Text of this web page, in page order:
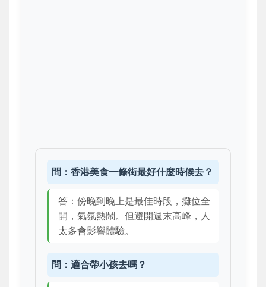
問：香港美食一條街最好什麼時候去？
答：傍晚到晚上是最佳時段，攤位全
開，氣氛熱鬧。但避開週末高峰，人
太多會影響體驗。
問：適合帶小孩去嗎？